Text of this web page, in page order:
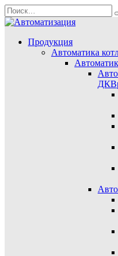
Перейти
к
Search
for:
Продукция
Автоматика